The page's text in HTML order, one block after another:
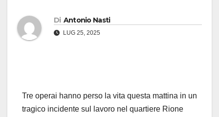
Di Antonio Nasti
LUG 25, 2025
Tre operai hanno perso la vita questa mattina in un
tragico incidente sul lavoro nel quartiere Rione